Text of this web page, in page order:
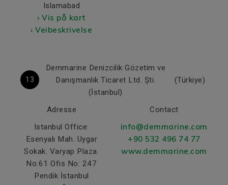
Islamabad
› Vis på kart
› Veibeskrivelse
13
Demmarine Denizcilik Gözetim ve
Danışmanlık Ticaret Ltd. Şti.
(İstanbul)
(Türkiye)
Adresse
Istanbul Office:
Esenyalı Mah. Uygar
Sokak. Varyap Plaza.
No:61 Ofis No: 247
Pendik İstanbul
Contact
info@demmarine.com
+90 532 496 74 77
www.demmarine.com